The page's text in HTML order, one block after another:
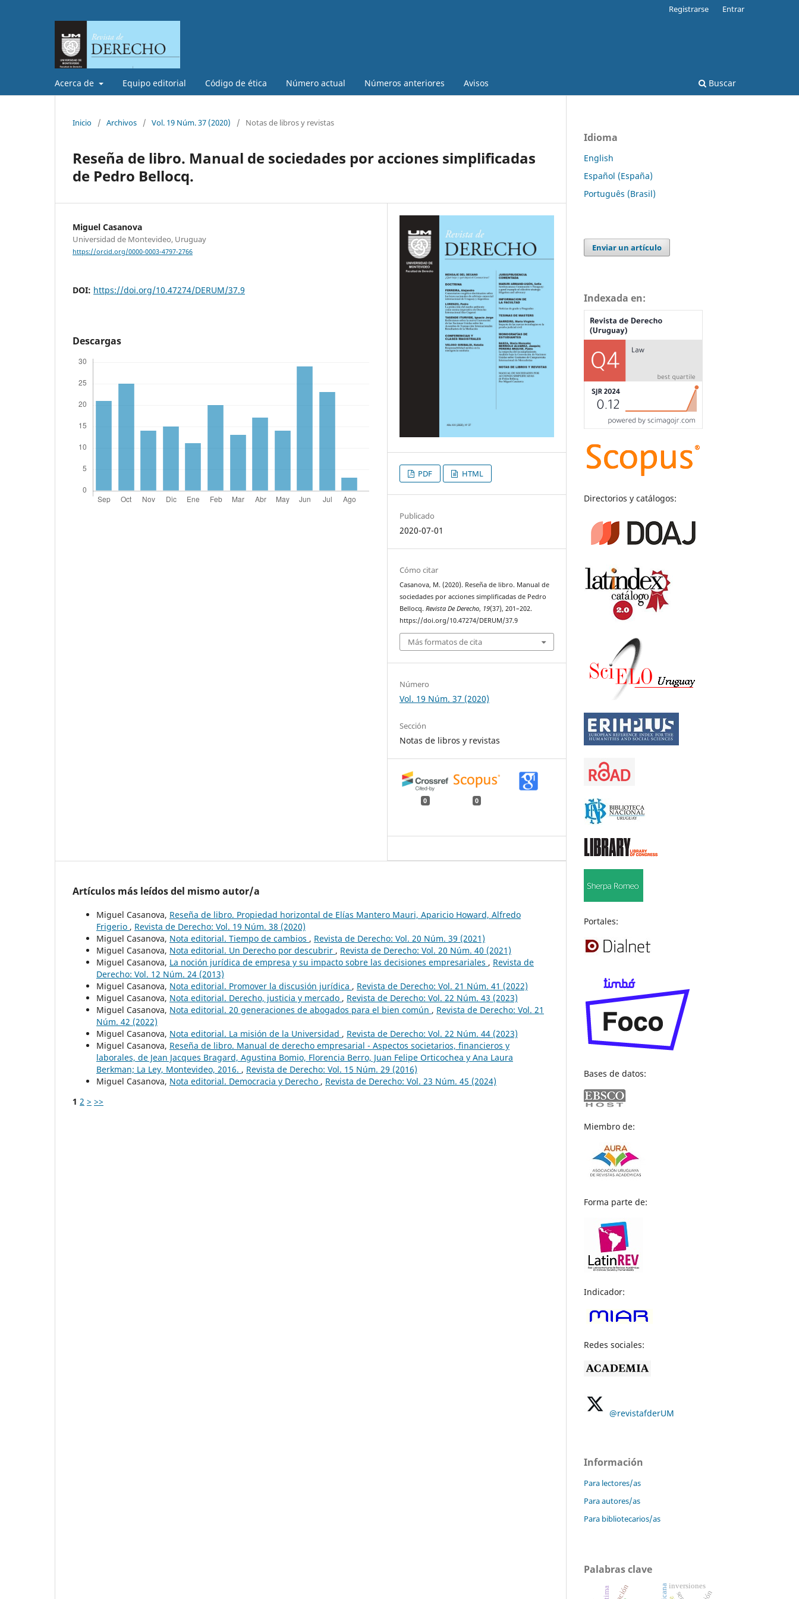
Acerca de Equipo editorial Código de ética Número actual Números anteriores Avisos Buscar
Registrarse Entrar
Inicio / Archivos / Vol. 19 Núm. 37 (2020) / Notas de libros y revistas
Reseña de libro. Manual de sociedades por acciones simplificadas
de Pedro Bellocq.
Miguel Casanova
Universidad de Montevideo, Uruguay
https://orcid.org/0000-0003-4797-2766
DOI: https://doi.org/10.47274/DERUM/37.9
Descargas
PDF HTML
Publicado
2020-07-01
Cómo citar
Casanova, M. (2020). Reseña de libro. Manual de
sociedades por acciones simplificadas de Pedro
Bellocq.Revista De Derecho, 19(37), 201–202.
https://doi.org/10.47274/DERUM/37.9
Más formatos de cita
Número
Vol. 19 Núm. 37 (2020)
Sección
Notas de libros y revistas
0 0
Artículos más leídos del mismo autor/a
Miguel Casanova, Reseña de libro. Propiedad horizontal de Elías Mantero Mauri, Aparicio Howard, Alfredo
Frigerio , Revista de Derecho: Vol. 19 Núm. 38 (2020)
Miguel Casanova, Nota editorial. Tiempo de cambios , Revista de Derecho: Vol. 20 Núm. 39 (2021)
Miguel Casanova, Nota editorial. Un Derecho por descubrir , Revista de Derecho: Vol. 20 Núm. 40 (2021)
Miguel Casanova, La noción jurídica de empresa y su impacto sobre las decisiones empresariales , Revista de
Derecho: Vol. 12 Núm. 24 (2013)
Miguel Casanova, Nota editorial. Promover la discusión jurídica , Revista de Derecho: Vol. 21 Núm. 41 (2022)
Miguel Casanova, Nota editorial. Derecho, justicia y mercado , Revista de Derecho: Vol. 22 Núm. 43 (2023)
Miguel Casanova, Nota editorial. 20 generaciones de abogados para el bien común , Revista de Derecho: Vol. 21
Núm. 42 (2022)
Miguel Casanova, Nota editorial. La misión de la Universidad , Revista de Derecho: Vol. 22 Núm. 44 (2023)
Miguel Casanova, Reseña de libro. Manual de derecho empresarial - Aspectos societarios, financieros y
laborales, de Jean Jacques Bragard, Agustina Bomio, Florencia Berro, Juan Felipe Orticochea y Ana Laura
Berkman; La Ley, Montevideo, 2016. , Revista de Derecho: Vol. 15 Núm. 29 (2016)
Miguel Casanova, Nota editorial. Democracia y Derecho , Revista de Derecho: Vol. 23 Núm. 45 (2024)
1 2 > >>
Idioma
English
Español (España)
Português (Brasil)
Enviar un artículo
Indexada en:
Directorios y catálogos:
Portales:
Bases de datos:
Miembro de:
Forma parte de:
Indicador:
Redes sociales:
@revistafderUM
Información
Para lectores/as
Para autores/as
Para bibliotecarios/as
Palabras clave
inversiones